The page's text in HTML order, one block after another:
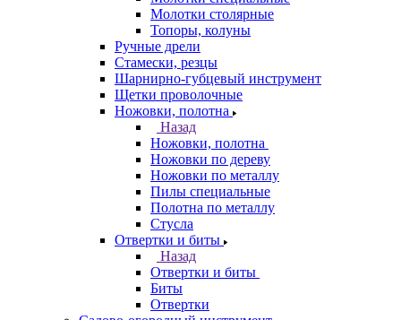
Молотки столярные
Топоры, колуны
Ручные дрели
Стамески, резцы
Шарнирно-губцевый инструмент
Щетки проволочные
Ножовки, полотна
Назад
Ножовки, полотна
Ножовки по дереву
Ножовки по металлу
Пилы специальные
Полотна по металлу
Стусла
Отвертки и биты
Назад
Отвертки и биты
Биты
Отвертки